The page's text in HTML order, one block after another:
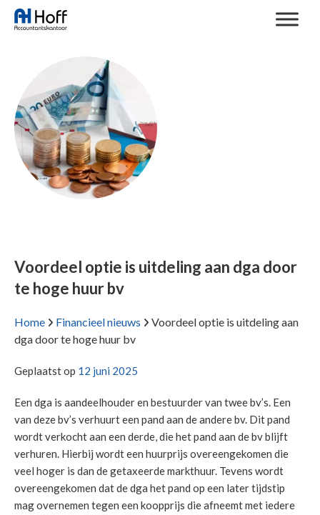
Voordeel optie is uitdeling aan dga door
te hoge huur bv
Home Financieel nieuws
Voordeel optie is uitdeling aan
dga door te hoge huur bv
Geplaatst op 12 juni 2025
Een dga is aandeelhouder en bestuurder van twee bv’s. Een
van deze bv’s verhuurt een pand aan de andere bv. Dit pand
wordt verkocht aan een derde, die het pand aan de bv blijft
verhuren. Hierbij wordt een huurprijs overeengekomen die
veel hoger is dan de getaxeerde markthuur. Tevens wordt
overeengekomen dat de dga het pand op een later tijdstip
mag overnemen tegen een koopprijs die afneemt met iedere